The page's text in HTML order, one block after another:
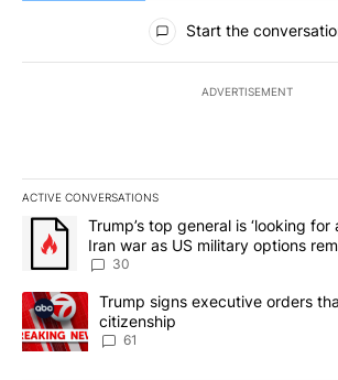
All Comments
Start the
ADVERTISEMENT
ACTIVE CONVERSATIONS
The following is a list of the most
A trending article titled "Trump’s top
Trump’s top general is ‘looking
Iran war as US military options
sources say
30
A trending article titled "Trump signs
Trump signs executive orders
citizenship
61